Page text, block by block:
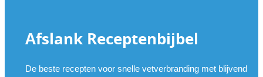
Afslank Receptenbijbel
De beste recepten voor snelle vetverbranding met blijvend